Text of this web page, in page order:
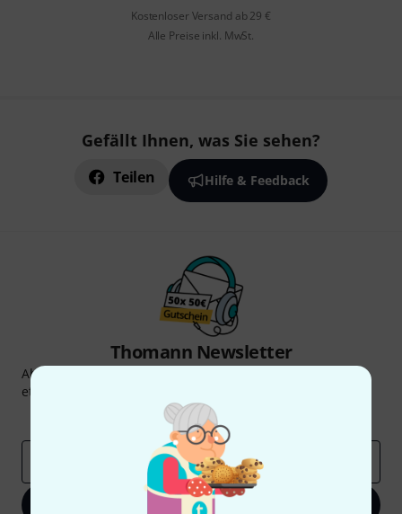
Kostenloser Versand ab 29 €
Alle Preise inkl. MwSt.
Gefällt Ihnen, was Sie sehen?
Teilen Hilfe & Feedback
Thomann Newsletter
Abonniere den Thomann Newsletter und gewinne mit
etwas Glück einen von
Inspirierende Beiträge
Deals
Jetzt anmelden